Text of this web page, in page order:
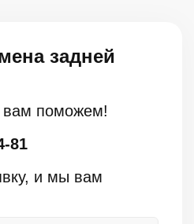
задней
вам поможем!
81
и мы вам